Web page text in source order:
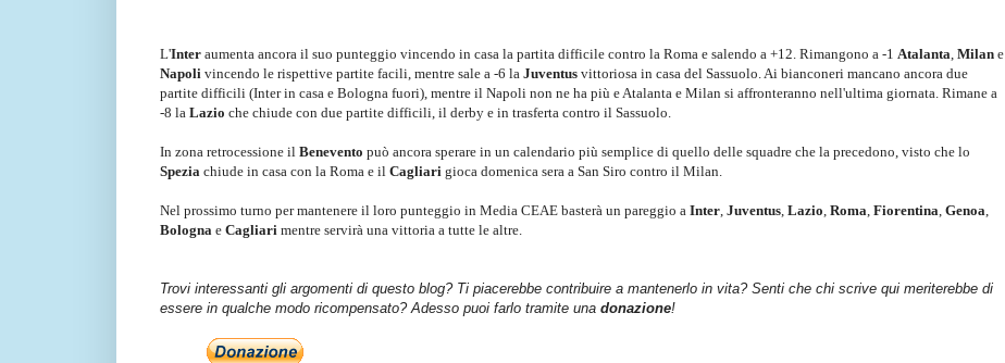
L'Inter aumenta ancora il suo punteggio vincendo in casa la partita difficile contro la Roma e salendo a +12. Rimangono a -1 Atalanta, Milan e
Napoli vincendo le rispettive partite facili, mentre sale a -6 la Juventus vittoriosa in casa del Sassuolo. Ai bianconeri mancano ancora due
partite difficili (Inter in casa e Bologna fuori), mentre il Napoli non ne ha più e Atalanta e Milan si affronteranno nell'ultima giornata. Rimane a
-8 la Lazio che chiude con due partite difficili, il derby e in trasferta contro il Sassuolo.
In zona retrocessione il Benevento può ancora sperare in un calendario più semplice di quello delle squadre che la precedono, visto che lo
Spezia chiude in casa con la Roma e il Cagliari gioca domenica sera a San Siro contro il Milan.
Nel prossimo turno per mantenere il loro punteggio in Media CEAE basterà un pareggio a Inter, Juventus, Lazio, Roma, Fiorentina, Genoa,
Bologna e Cagliari mentre servirà una vittoria a tutte le altre.
Trovi interessanti gli argomenti di questo blog? Ti piacerebbe contribuire a mantenerlo in vita? Senti che chi scrive qui meriterebbe di
essere in qualche modo ricompensato? Adesso puoi farlo tramite una donazione!